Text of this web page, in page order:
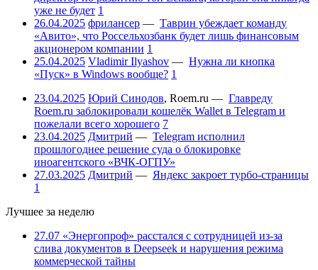
уже не будет 1
26.04.2025 фрилансер — Таврин убеждает команду
«Авито», что Россельхозбанк будет лишь финансовым
акционером компании 1
25.04.2025 Vladimir Ilyashov — Нужна ли кнопка
«Пуск» в Windows вообще? 1
23.04.2025 Юрий Синодов, Roem.ru — Главреду
Roem.ru заблокировали кошелёк Wallet в Telegram и
пожелали всего хорошего 7
23.04.2025 Дмитрий — Telegram исполнил
прошлогоднее решение суда о блокировке
иноагентского «ВЧК-ОГПУ»
27.03.2025 Дмитрий — Яндекс закроет турбо-страницы
1
Лучшее за неделю
27.07 «Энергопроф» расстался с сотрудницей из-за
слива документов в Deepseek и нарушения режима
коммерческой тайны